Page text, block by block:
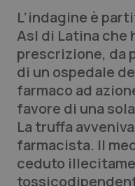
Lettere al direttore
Edizioni Regionali
QS Pro
Professionisti
Abruzzo
QS Pro Gold
L’indagine è
Asl di Latina che
prescrizione, da
di un ospedale
farmaco ad
favore di una
La truffa
farmacista. Il
ceduto